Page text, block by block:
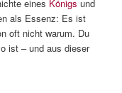
eines Königs und
als Essenz: Es ist
oft nicht warum. Du
ist – und aus dieser